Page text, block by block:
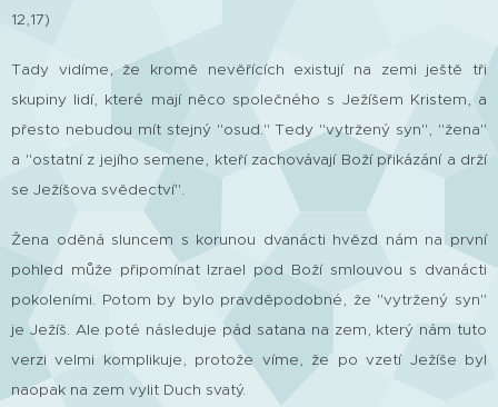
12,17)
Tady vidíme, že kromě nevěřících existují na zemi ještě tři
skupiny lidí, které mají něco společného s Ježíšem Kristem, a
přesto nebudou mít stejný "osud." Tedy "vytržený syn", "žena"
a "ostatní z jejího semene, kteří zachovávají Boží přikázání a drží
se Ježíšova svědectví".
Žena oděná sluncem s korunou dvanácti hvězd nám na první
pohled může připomínat Izrael pod Boží smlouvou s dvanácti
pokoleními. Potom by bylo pravděpodobné, že "vytržený syn"
je Ježíš. Ale poté následuje pád satana na zem, který nám tuto
verzi velmi komplikuje, protože víme, že po vzetí Ježíše byl
naopak na zem vylit Duch svatý.